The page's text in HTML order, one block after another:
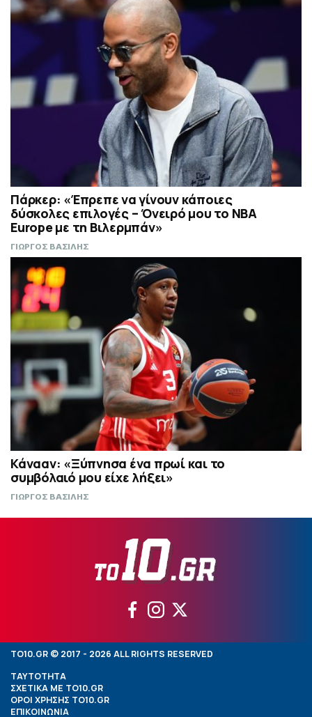
Πάρκερ: «Έπρεπε να γίνουν κάποιες
δύσκολες επιλογές – Όνειρό μου το NBA
Europe με τη Βιλερμπάν»
ΓΙΩΡΓΟΣ ΒΑΣΙΛΗΣ
Κάνααν: «Ξύπνησα ένα πρωί και το
συμβόλαιό μου είχε λήξει»
ΓΙΩΡΓΟΣ ΒΑΣΙΛΗΣ
TO10.GR © 2017 - 2026 ALL RIGHTS RESERVED
ΤΑΥΤΟΤΗΤΑ
ΣΧΕΤΙΚΑ ΜΕ TO10.GR
ΟΡΟΙ ΧΡΗΣΗΣ TO10.GR
ΕΠΙΚΟΙΝΩΝΙΑ